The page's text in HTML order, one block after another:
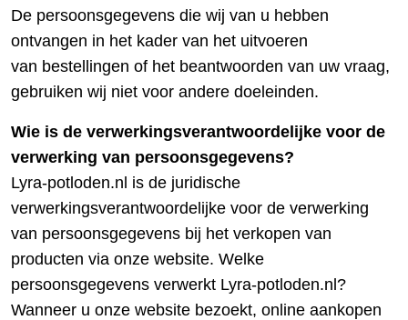
De persoonsgegevens die wij van u hebben
ontvangen in het kader van het uitvoeren
van bestellingen of het beantwoorden van uw vraag,
gebruiken wij niet voor andere doeleinden.
Wie is de verwerkingsverantwoordelijke voor de
verwerking van persoonsgegevens?
Lyra-potloden.nl is de juridische
verwerkingsverantwoordelijke voor de verwerking
van persoonsgegevens bij het verkopen van
producten via onze website. Welke
persoonsgegevens verwerkt Lyra-potloden.nl?
Wanneer u onze website bezoekt, online aankopen